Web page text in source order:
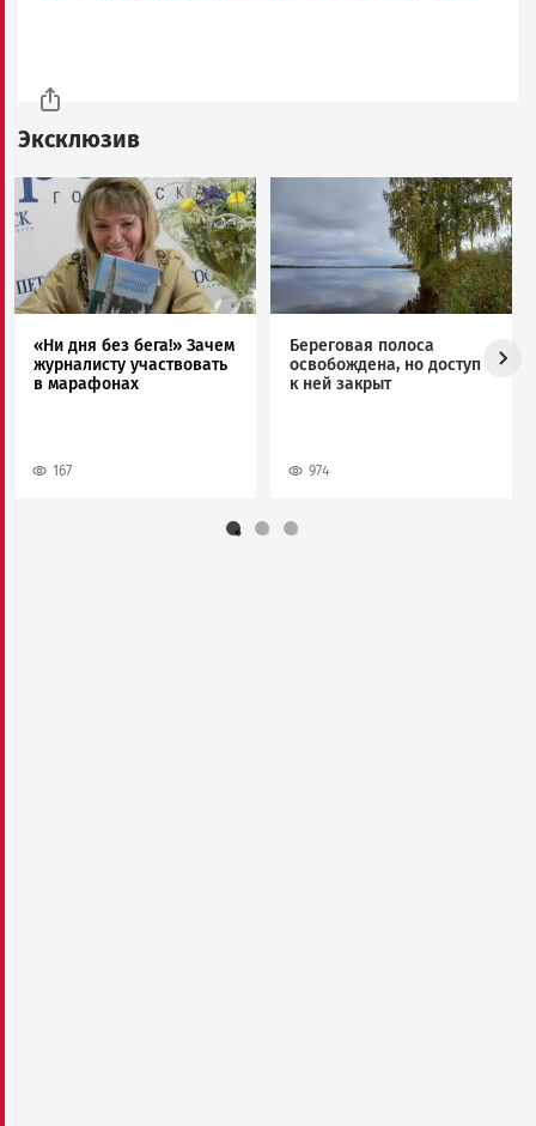
Эксклюзив
Image
«Ни дня без бега!» Зачем
журналисту участвовать
в марафонах
167
Береговая полоса
освобождена, но доступ
к ней закрыт
974